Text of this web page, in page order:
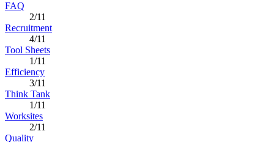
FAQ
2/11
Recruitment
4/11
Tool Sheets
1/11
Efficiency
3/11
Think Tank
1/11
Worksites
2/11
Quality